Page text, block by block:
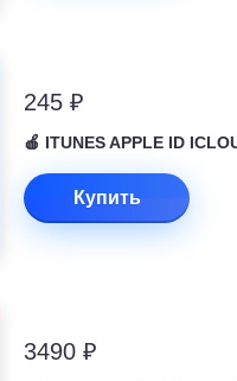
245 ₽
🍎 ITUNES APPLE ID
Купить
3490 ₽